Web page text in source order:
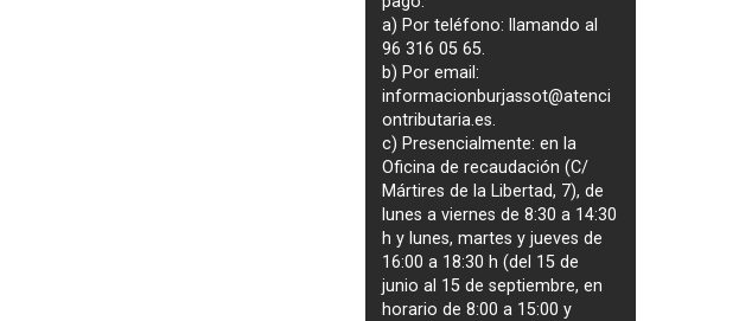
a) Por teléfono: llamando al
96 316 05 65.
b) Por email:
informacionburjassot@atenci
ontributaria.es.
c) Presencialmente: en la
Oficina de recaudación (C/
Mártires de la Libertad, 7), de
lunes a viernes de 8:30 a 14:30
h y lunes, martes y jueves de
16:00 a 18:30 h (del 15 de
junio al 15 de septiembre, en
horario de 8:00 a 15:00 y